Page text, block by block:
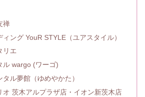
禅
ィング YouR STYLE（ユアスタイル）
リエ
ル wargo (ワーゴ)
ル夢館（ゆめやかた）
オ 茨木アルプラザ店・イオン新茨木店